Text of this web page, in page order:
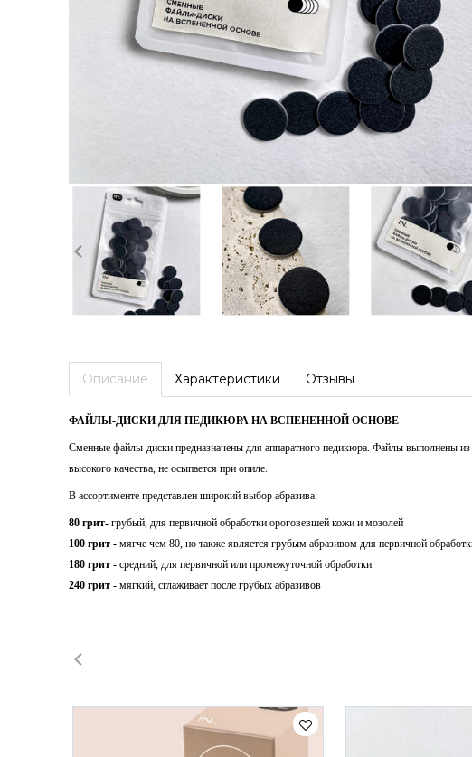
Описание
ФАЙЛЫ-ДИСКИ ДЛЯ ПЕДИКЮРА НА ВСПЕНЕННОЙ ОСНОВЕ
Сменные файлы-диски предназначены для аппаратного педикюра. Файлы выполнены
высокого качества, не осыпается при опиле.
В ассортименте представлен широкий выбор абразива:
80 грит- грубый, для первичной обработки ороговевшей кожи и мозолей
100 грит - мягче чем 80, но также является грубым абразивом для первичной
180 грит - средний, для первичной или промежуточной обработки
240 грит - мягкий, сглаживает после грубых абразивов
Характеристики Отзывы